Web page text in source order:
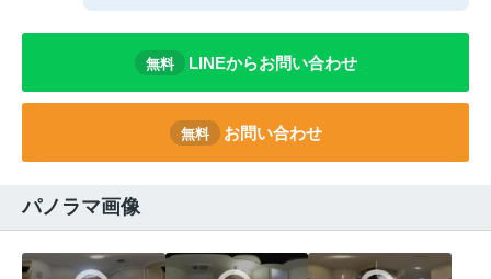
無料 LINEからお問い合わせ
無料 お問い合わせ
パノラマ画像